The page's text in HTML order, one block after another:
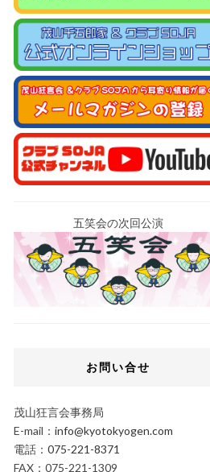
五笑会の次回公演
お問い合せ
茂山狂言会事務局
E-mail： info@kyotokyogen.com
電話： 075-221-8371
FAX：075-221-1309